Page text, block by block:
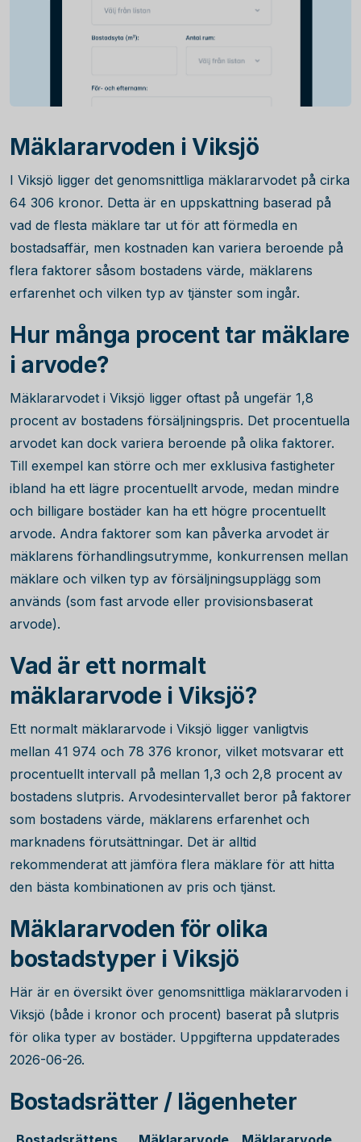
Mäklararvoden i Viksjö
I Viksjö ligger det genomsnittliga mäklararvodet på cirka
64 306 kronor. Detta är en uppskattning baserad på
vad de flesta mäklare tar ut för att förmedla en
bostadsaffär, men kostnaden kan variera beroende på
flera faktorer såsom bostadens värde, mäklarens
erfarenhet och vilken typ av tjänster som ingår.
Hur många procent tar mäklare
i arvode?
Mäklararvodet i Viksjö ligger oftast på ungefär 1,8
procent av bostadens försäljningspris. Det procentuella
arvodet kan dock variera beroende på olika faktorer.
Till exempel kan större och mer exklusiva fastigheter
ibland ha ett lägre procentuellt arvode, medan mindre
och billigare bostäder kan ha ett högre procentuellt
arvode. Andra faktorer som kan påverka arvodet är
mäklarens förhandlingsutrymme, konkurrensen mellan
mäklare och vilken typ av försäljningsupplägg som
används (som fast arvode eller provisionsbaserat
arvode).
Vad är ett normalt
mäklararvode i Viksjö?
Ett normalt mäklararvode i Viksjö ligger vanligtvis
mellan 41 974 och 78 376 kronor, vilket motsvarar ett
procentuellt intervall på mellan 1,3 och 2,8 procent av
bostadens slutpris. Arvodesintervallet beror på faktorer
som bostadens värde, mäklarens erfarenhet och
marknadens förutsättningar. Det är alltid
rekommenderat att jämföra flera mäklare för att hitta
den bästa kombinationen av pris och tjänst.
Mäklararvoden för olika
bostadstyper i Viksjö
Här är en översikt över genomsnittliga mäklararvoden i
Viksjö (både i kronor och procent) baserat på slutpris
för olika typer av bostäder. Uppgifterna uppdaterades
2026-06-26.
Bostadsrätter / lägenheter